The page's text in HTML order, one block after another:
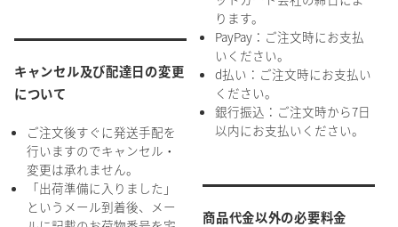
キャンセル及び配達日の変更
について
ご注文後すぐに発送手配を
行いますのでキャンセル・
変更は承れません。
「出荷準備に入りました」
というメール到着後、メー
ります。
PayPay：ご注文時にお支払
いください。
d払い：ご注文時にお支払い
ください。
銀行振込：ご注文時から7日
以内にお支払いください。
商品代金以外の必要料金